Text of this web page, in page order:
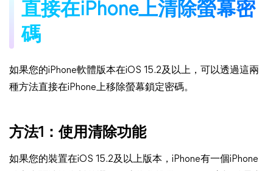
直接在iPhone上清除螢幕密
碼
如果您的iPhone軟體版本在iOS 15.2及以上，可以透過這兩
種方法直接在iPhone上移除螢幕鎖定密碼。
方法1：使用清除功能
如果您的裝置在iOS 15.2及以上版本，iPhone有一個iPhone